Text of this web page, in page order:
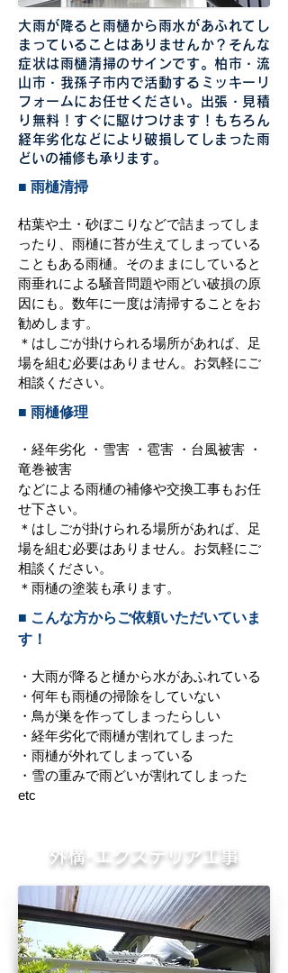
大雨が降ると雨樋から雨水があふれてし
まっていることはありませんか？そんな
症状は雨樋清掃のサインです。柏市・流
山市・我孫子市内で活動するミッキーリ
フォームにお任せください。出張・見積
り無料！すぐに駆けつけます！もちろん
経年劣化などにより破損してしまった雨
どいの補修も承ります。
■ 雨樋清掃
枯葉や土・砂ぼこりなどで詰まってしま
ったり、雨樋に苔が生えてしまっている
こともある雨樋。そのままにしていると
雨垂れによる騒音問題や雨どい破損の原
因にも。数年に一度は清掃することをお
勧めします。
＊はしごが掛けられる場所があれば、足
場を組む必要はありません。お気軽にご
相談ください。
■ 雨樋修理
・経年劣化 ・雪害 ・雹害 ・台風被害 ・
竜巻被害
などによる雨樋の補修や交換工事もお任
せ下さい。
＊はしごが掛けられる場所があれば、足
場を組む必要はありません。お気軽にご
相談ください。
＊雨樋の塗装も承ります。
■ こんな方からご依頼いただいていま
す！
・大雨が降ると樋から水があふれている
・何年も雨樋の掃除をしていない
・鳥が巣を作ってしまったらしい
・経年劣化で雨樋が割れてしまった
・雨樋が外れてしまっている
・雪の重みで雨どいが割れてしまった
etc
外構･エクステリア工事